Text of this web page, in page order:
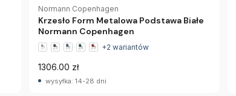
Normann Copenhagen
Krzesło Form Metalowa Podstawa Białe
Normann Copenhagen
+2 wariantów
1306.00 zł
wysyłka: 14-28 dni